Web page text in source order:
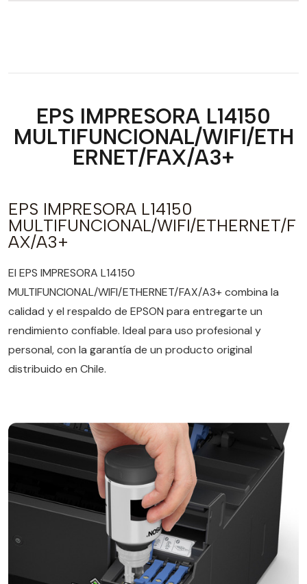
EPS IMPRESORA L14150
MULTIFUNCIONAL/WIFI/ETH
ERNET/FAX/A3+
EPS IMPRESORA L14150
MULTIFUNCIONAL/WIFI/ETHERNET/F
AX/A3+
El EPS IMPRESORA L14150
MULTIFUNCIONAL/WIFI/ETHERNET/FAX/A3+ combina la
calidad y el respaldo de EPSON para entregarte un
rendimiento confiable. Ideal para uso profesional y
personal, con la garantía de un producto original
distribuido en Chile.